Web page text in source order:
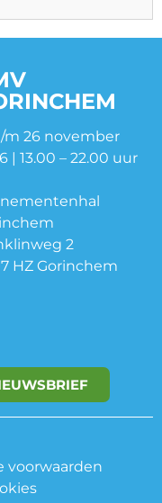
m 26 november
| 13.00 – 22.00 uur
2
HZ Gorinchem
voorwaarden